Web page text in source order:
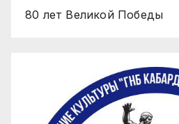
80 лет Великой Победы